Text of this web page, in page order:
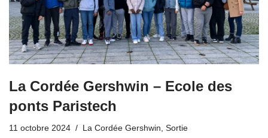
La Cordée Gershwin – Ecole des
ponts Paristech
11 octobre 2024 La Cordée Gershwin, Sortie